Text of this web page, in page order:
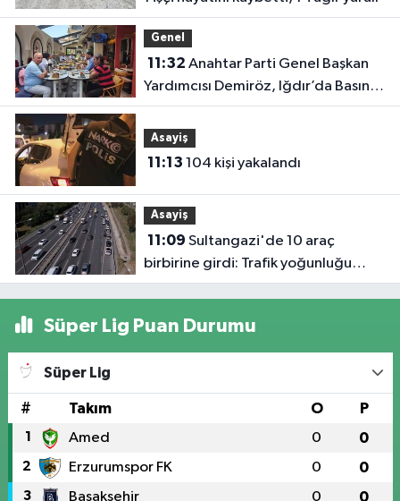
Genel
11:32
Yardımcısı Demiröz, Iğdır’da Basın
Mensuplarıyla Buluştu
Asayiş
11:13 104 kişi yakalandı
Asayiş
11:09
birbirine girdi: Trafik yoğunluğu
havadan görüntülendi
Süper Lig Puan Durumu
Süper Lig
# Takım O P
1 Amed 0 0
2 Erzurumspor FK 0 0
3 Başakşehir 0 0